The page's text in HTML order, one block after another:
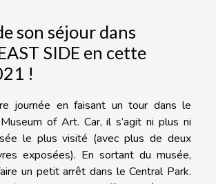
son séjour dans
SIDE en cette
!
journée en faisant un tour dans le
of Art. Car, il s’agit ni plus ni
le plus visité (avec plus de deux
exposées). En sortant du musée,
un petit arrêt dans le Central Park.